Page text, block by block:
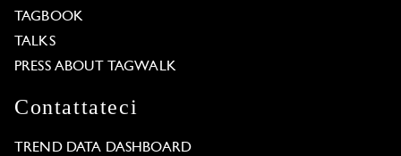
TAGBOOK
TALKS
PRESS ABOUT TAGWALK
Contattateci
TREND DATA DASHBOARD